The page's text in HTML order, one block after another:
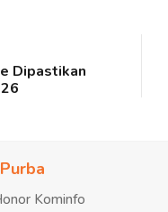
Dipastikan
Kominfo